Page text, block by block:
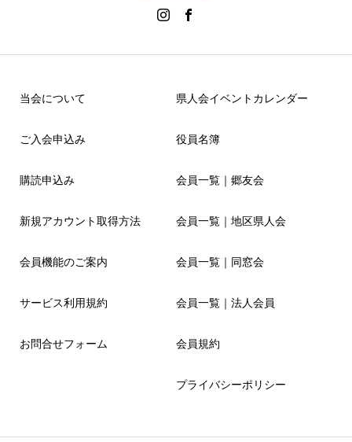
当会について
ご入会申込み
購読申込み
新規アカウント取得方法
会員機能のご案内
サービス利用規約
お問合せフォーム
県人会イベントカレンダー
役員名簿
会員一覧｜郷友会
会員一覧｜地区県人会
会員一覧｜同窓会
会員一覧｜法人会員
会員規約
プライバシーポリシー